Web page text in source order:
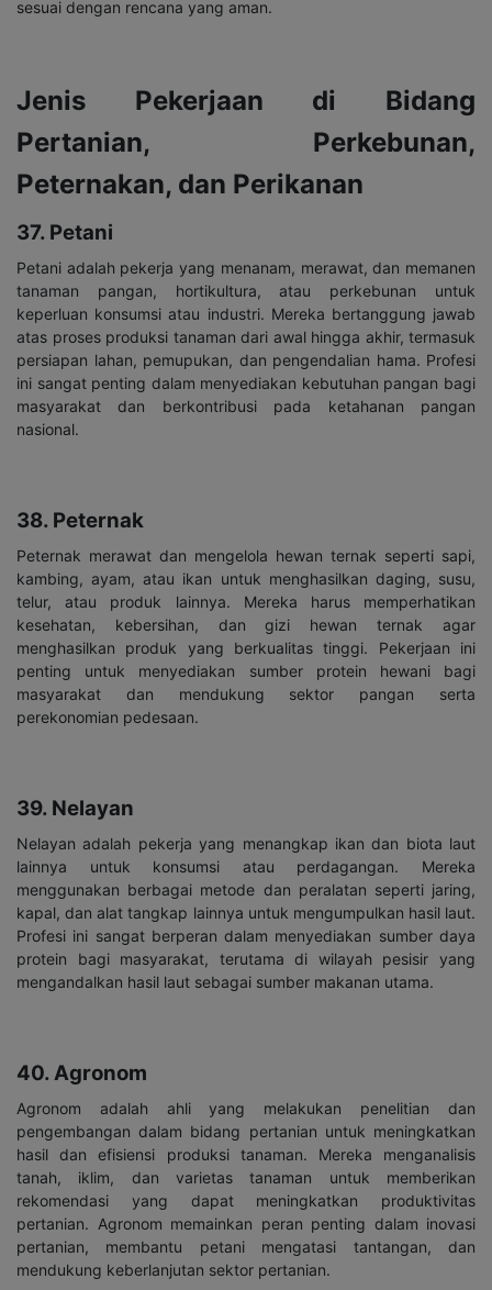
sesuai dengan rencana yang aman.
Jenis Pekerjaan di Bidang
Pertanian, Perkebunan,
Peternakan, dan Perikanan
37. Petani
Petani adalah pekerja yang menanam, merawat, dan memanen
tanaman pangan, hortikultura, atau perkebunan untuk
keperluan konsumsi atau industri. Mereka bertanggung jawab
atas proses produksi tanaman dari awal hingga akhir, termasuk
persiapan lahan, pemupukan, dan pengendalian hama. Profesi
ini sangat penting dalam menyediakan kebutuhan pangan bagi
masyarakat dan berkontribusi pada ketahanan pangan
nasional.
38. Peternak
Peternak merawat dan mengelola hewan ternak seperti sapi,
kambing, ayam, atau ikan untuk menghasilkan daging, susu,
telur, atau produk lainnya. Mereka harus memperhatikan
kesehatan, kebersihan, dan gizi hewan ternak agar
menghasilkan produk yang berkualitas tinggi. Pekerjaan ini
penting untuk menyediakan sumber protein hewani bagi
masyarakat dan mendukung sektor pangan serta
perekonomian pedesaan.
39. Nelayan
Nelayan adalah pekerja yang menangkap ikan dan biota laut
lainnya untuk konsumsi atau perdagangan. Mereka
menggunakan berbagai metode dan peralatan seperti jaring,
kapal, dan alat tangkap lainnya untuk mengumpulkan hasil laut.
Profesi ini sangat berperan dalam menyediakan sumber daya
protein bagi masyarakat, terutama di wilayah pesisir yang
mengandalkan hasil laut sebagai sumber makanan utama.
40. Agronom
Agronom adalah ahli yang melakukan penelitian dan
pengembangan dalam bidang pertanian untuk meningkatkan
hasil dan efisiensi produksi tanaman. Mereka menganalisis
tanah, iklim, dan varietas tanaman untuk memberikan
rekomendasi yang dapat meningkatkan produktivitas
pertanian. Agronom memainkan peran penting dalam inovasi
pertanian, membantu petani mengatasi tantangan, dan
mendukung keberlanjutan sektor pertanian.